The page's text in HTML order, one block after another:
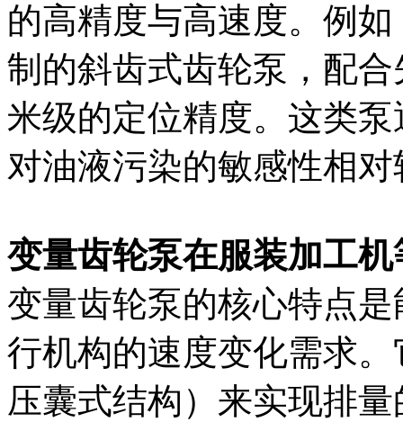
的高精度与高速度。例
制的斜齿式齿轮泵，配
米级的定位精度。这类
对油液污染的敏感性相对
变量齿轮泵在服装加工
变量齿轮泵的核心特点
行机构的速度变化需求
压囊式结构）来实现排